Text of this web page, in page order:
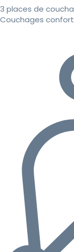
3 places de
Couchages